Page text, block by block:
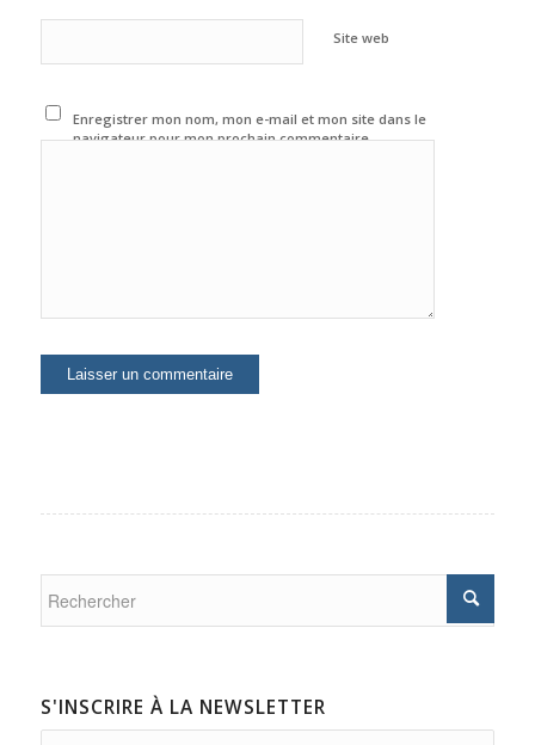
Site web
Enregistrer mon nom, mon e-mail et mon site dans le
navigateur pour mon prochain commentaire.
S'INSCRIRE À LA NEWSLETTER